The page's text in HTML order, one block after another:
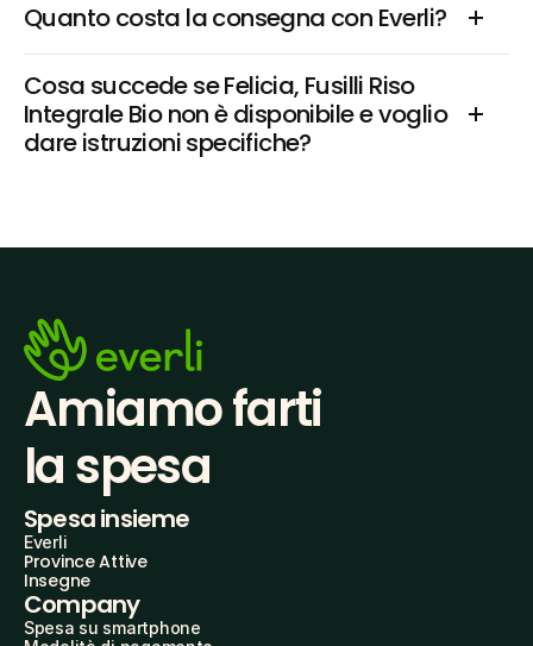
Quanto costa la consegna con Everli?
Cosa succede se Felicia, Fusilli Riso
Integrale Bio non è disponibile e voglio
dare istruzioni specifiche?
Amiamo farti
la spesa
Spesa insieme
Everli
Province Attive
Insegne
Company
Spesa su smartphone